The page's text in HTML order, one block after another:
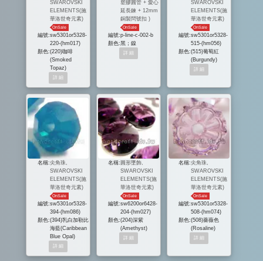
SWAROVSKI
ELEMENTS(施
華洛世奇元素)
OnSale
編號:sw5301or5328-
220-(hm017)
顏色:(220)咖啡
(Smoked
Topaz)
塑膠圓管 + 愛心
延長鍊 + 12mm
銅製問號扣 )
OnSale
編號:p-line-c-002-b
顏色:黑；鎳
SWAROVSKI
ELEMENTS(施
華洛世奇元素)
OnSale
編號:sw5301or5328-
515-(hm056)
顏色:(515)葡萄紅
(Burgundy)
名稱:尖角珠,
SWAROVSKI
ELEMENTS(施
華洛世奇元素)
OnSale
編號:sw5301or5328-
394-(hm086)
顏色:(394)乳白加勒比
海藍(Caribbean
Blue Opal)
名稱: 圓形墜飾,
SWAROVSKI
ELEMENTS(施
華洛世奇元素)
OnSale
編號:sw6200or6428-
204-(hm027)
顏色:(204)深紫
(Amethyst)
名稱:尖角珠,
SWAROVSKI
ELEMENTS(施
華洛世奇元素)
OnSale
編號:sw5301or5328-
508-(hm074)
顏色:(508)薔薇色
(Rosaline)